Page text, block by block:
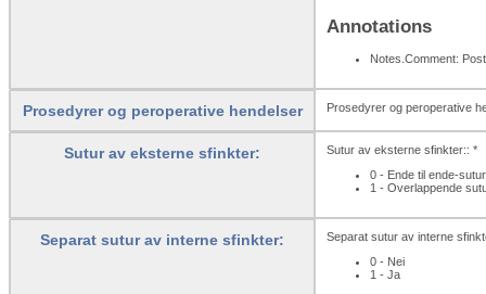
Annotations
Notes.Comment:
Prosedyrer og peroperative hendelser Prosedyrer og peroperative
Sutur av eksterne sfinkter:
Sutur av eksterne sfinkter:: *
0 - Ende til ende-sutur
1 - Overlappende
Separat sutur av interne sfinkter:
Separat sutur av interne
0 - Nei
1 - Ja